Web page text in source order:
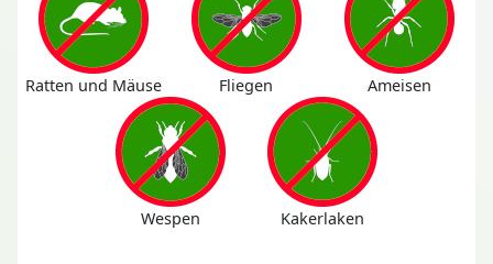
Ratten und Mäuse Fliegen Ameisen
Wespen Kakerlaken